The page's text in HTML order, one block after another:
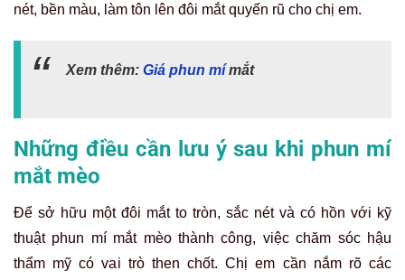
nét, bền màu, làm tôn lên đôi mắt quyến rũ cho chị em.
Xem thêm: Giá phun mímắt
Những điều cần lưu ý sau khi phun mí
mắt mèo
Để sở hữu một đôi mắt to tròn, sắc nét và có hồn với kỹ
thuật phun mí mắt mèo thành công, việc chăm sóc hậu
thẩm mỹ có vai trò then chốt. Chị em cần nắm rõ các